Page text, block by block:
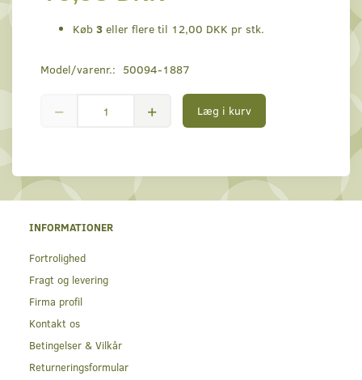
Køb 3 eller flere til 12,00 DKK pr stk.
Model/varenr.: 50094-1887
Læg i kurv
INFORMATIONER
Fortrolighed
Fragt og levering
Firma profil
Kontakt os
Betingelser & Vilkår
Returneringsformular